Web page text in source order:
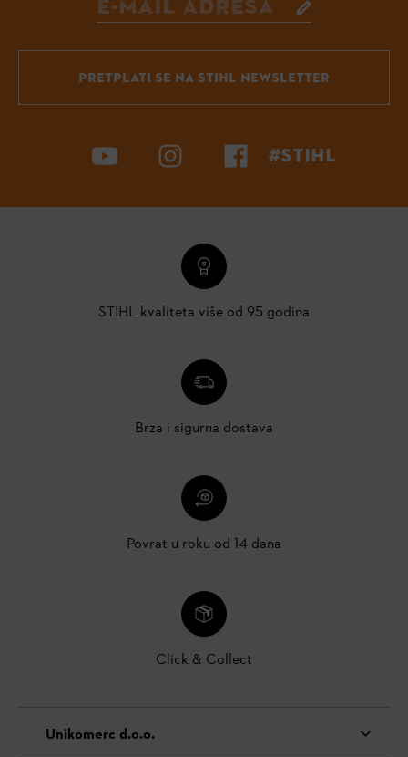
PRETPLATI SE NA STIHL NEWSLETTER
#STIHL
STIHL kvaliteta više od 95 godina
Brza i sigurna dostava
Povrat u roku od 14 dana
Click & Collect
Unikomerc d.o.o.